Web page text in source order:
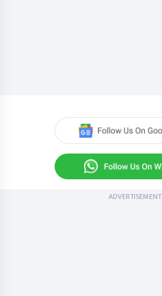
ADVERTISEMENT